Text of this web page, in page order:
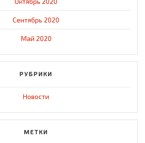
Сентябрь 2020
Май 2020
РУБРИКИ
Новости
МЕТКИ